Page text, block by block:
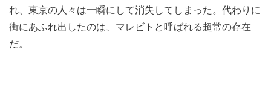
れ、東京の人々は一瞬にして消失してしまった。代わりに
街にあふれ出したのは、マレビトと呼ばれる超常の存在
だ。